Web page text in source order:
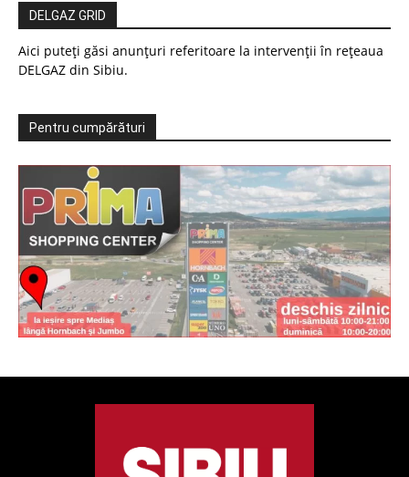
DELGAZ GRID
Aici puteți găsi anunțuri referitoare la intervenții în rețeaua
DELGAZ din Sibiu.
Pentru cumpărături